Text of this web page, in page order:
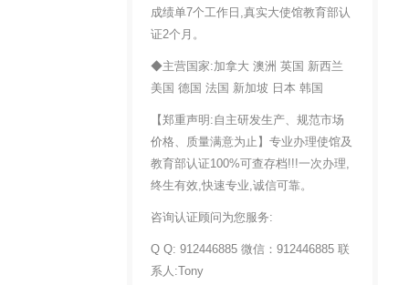
成绩单7个工作日,真实大使馆教育部认
证2个月。
◆主营国家:加拿大 澳洲 英国 新西兰
美国 德国 法国 新加坡 日本 韩国
【郑重声明:自主研发生产、规范市场
价格、质量满意为止】专业办理使馆及
教育部认证100%可查存档!!!一次办理,
终生有效,快速专业,诚信可靠。
咨询认证顾问为您服务:
Q Q: 912446885 微信：912446885 联
系人:Tony